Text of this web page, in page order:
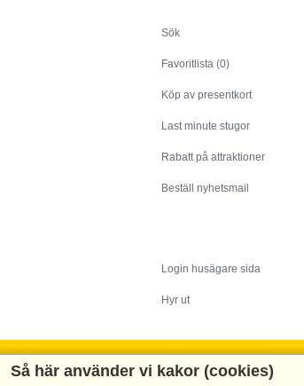
Sök
Favoritlista (0)
Köp av presentkort
Last minute stugor
Rabatt på attraktioner
Beställ nyhetsmail
Login husägare sida
Hyr ut
Så här använder vi kakor (cookies)